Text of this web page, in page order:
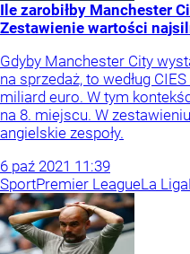
Ile zarobiłby Manchester
Zestawienie wartości
Gdyby Manchester City
na sprzedaż, to według
miliard euro. W tym
na 8. miejscu. W
angielskie zespoły.
6 paź 2021 11:39
SportPremier LeagueLa Liga